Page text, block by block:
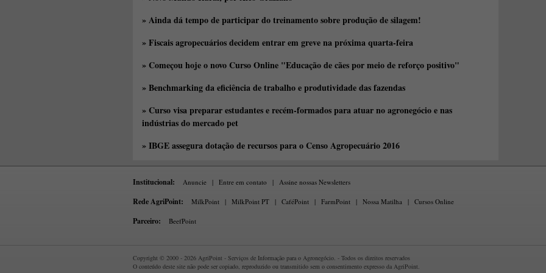
» Ainda dá tempo de participar do treinamento sobre produção de silagem!
» Fiscais agropecuários decidem entrar em greve na próxima quarta-feira
» Começou hoje o novo Curso Online "Educação de cães por meio de reforço positivo"
» Benchmarking da eficiência de trabalho e produtividade das fazendas
» Curso visa preparar estudantes e recém-formados para atuar no agronegócio e nas
indústrias do mercado pet
» IBGE assegura dotação de recursos para o Censo Agropecuário 2016
Institucional: Anuncie | Entre em contato | Assine nossas Newsletters
Rede AgriPoint: MilkPoint | MilkPoint PT | CaféPoint | FarmPoint | Nossa Matilha | Cursos Online
Parceiro: BeefPoint
Copyright © 2000 - 2026 AgriPoint - Serviços de Informação para o Agronegócio. - Todos os direitos reservados
O conteúdo deste site não pode ser copiado, reproduzido ou transmitido sem o consentimento expresso da AgriPoint.